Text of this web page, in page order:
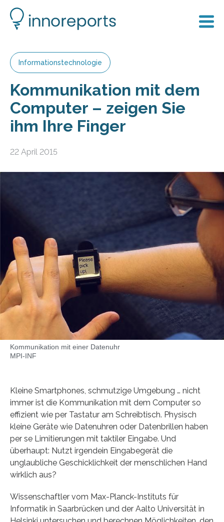
Informationstechnologie
Kommunikation mit dem
Computer – zeigen Sie
ihm Ihre Finger
22 April 2015
Kommunikation mit einer Datenuhr
MPI-INF
Kleine Smartphones, schmutzige Umgebung … nicht
immer ist die Kommunikation mit dem Computer so
effizient wie per Tastatur am Schreibtisch. Physisch
kleine Geräte wie Datenuhren oder Datenbrillen haben
per se Limitierungen mit taktiler Eingabe. Und
überhaupt: Nutzt irgendein Eingabegerät die
unglaubliche Geschicklichkeit der menschlichen Hand
wirklich aus?
Wissenschaftler vom Max-Planck-Instituts für
Informatik in Saarbrücken und der Aalto Universität in